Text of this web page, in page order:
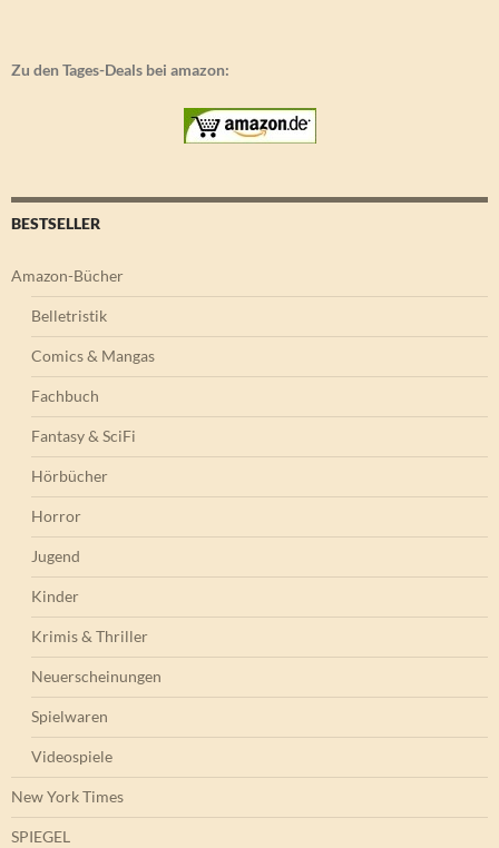
Zu den Tages-Deals bei amazon:
BESTSELLER
Amazon-Bücher
Belletristik
Comics & Mangas
Fachbuch
Fantasy & SciFi
Hörbücher
Horror
Jugend
Kinder
Krimis & Thriller
Neuerscheinungen
Spielwaren
Videospiele
New York Times
SPIEGEL